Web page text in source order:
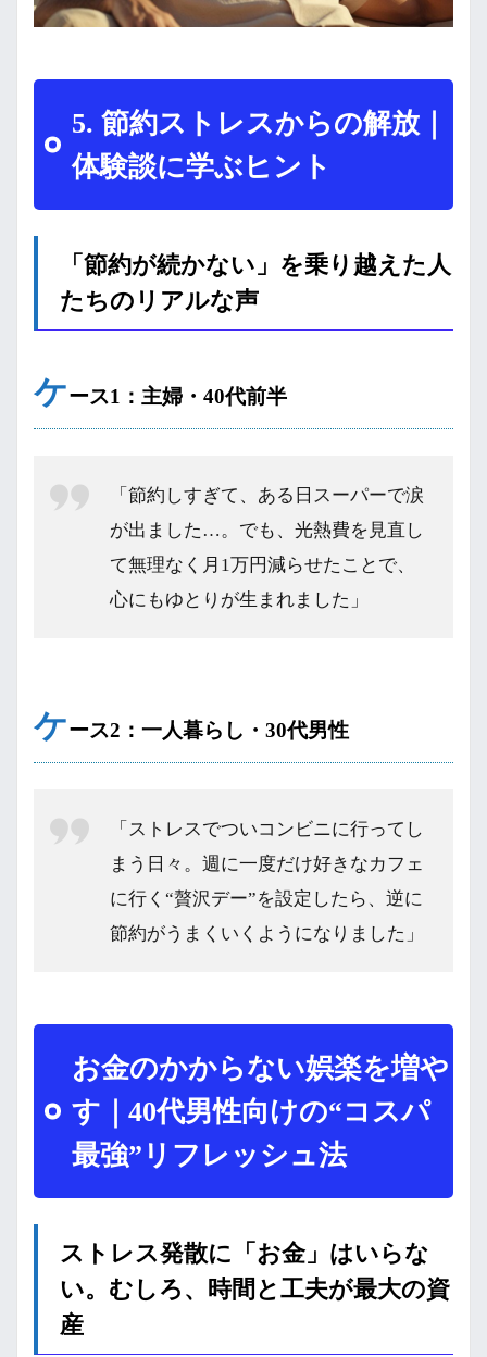
5. 節約ストレスからの解放｜
体験談に学ぶヒント
「節約が続かない」を乗り越えた人
たちのリアルな声
ケース1：主婦・40代前半
「節約しすぎて、ある日スーパーで涙
が出ました…。でも、光熱費を見直し
て無理なく月1万円減らせたことで、
心にもゆとりが生まれました」
ケース2：一人暮らし・30代男性
「ストレスでついコンビニに行ってし
まう日々。週に一度だけ好きなカフェ
に行く“贅沢デー”を設定したら、逆に
節約がうまくいくようになりました」
お金のかからない娯楽を増や
す｜40代男性向けの“コスパ
最強”リフレッシュ法
ストレス発散に「お金」はいらな
い。むしろ、時間と工夫が最大の資
産